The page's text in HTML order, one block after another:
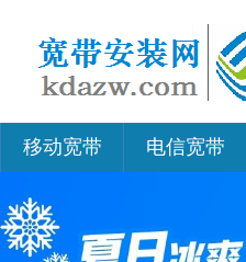
移动宽带 电信宽带